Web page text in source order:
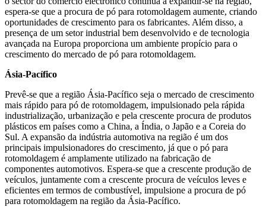
espera-se que a procura de pó para rotomoldagem aumente, criando
oportunidades de crescimento para os fabricantes. Além disso, a
presença de um setor industrial bem desenvolvido e de tecnologia
avançada na Europa proporciona um ambiente propício para o
crescimento do mercado de pó para rotomoldagem.
Ásia-Pacífico
Prevê-se que a região Ásia-Pacífico seja o mercado de crescimento
mais rápido para pó de rotomoldagem, impulsionado pela rápida
industrialização, urbanização e pela crescente procura de produtos
plásticos em países como a China, a Índia, o Japão e a Coreia do
Sul. A expansão da indústria automotiva na região é um dos
principais impulsionadores do crescimento, já que o pó para
rotomoldagem é amplamente utilizado na fabricação de
componentes automotivos. Espera-se que a crescente produção de
veículos, juntamente com a crescente procura de veículos leves e
eficientes em termos de combustível, impulsione a procura de pó
para rotomoldagem na região da Ásia-Pacífico.